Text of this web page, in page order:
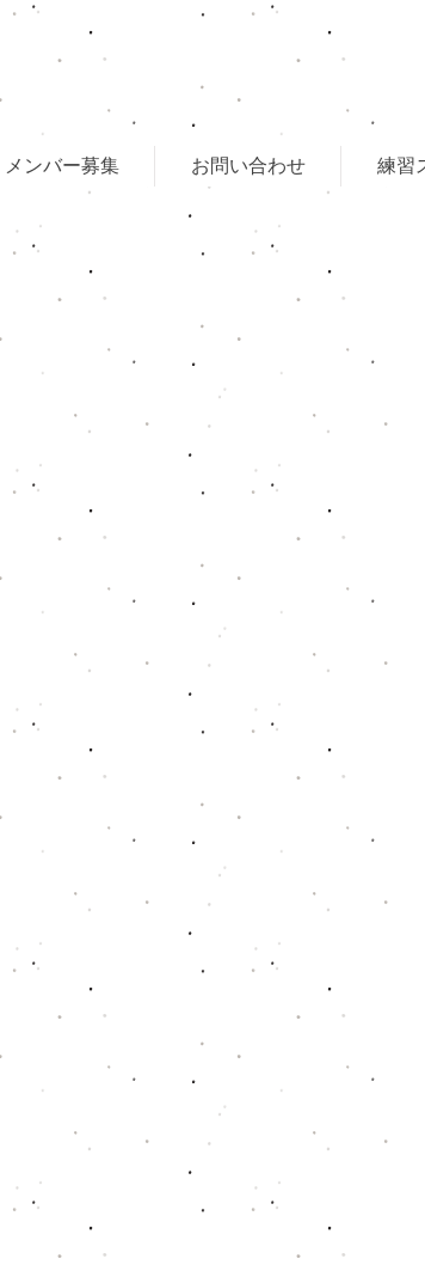
メンバー募集 お問い合わせ 練習